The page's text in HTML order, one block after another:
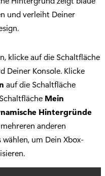
und verleiht Deiner
klicke auf die Schaltfläche
Deiner Konsole. Klicke
auf die Schaltfläche
Mein
Hintergründe
anderen
um Dein Xbox-